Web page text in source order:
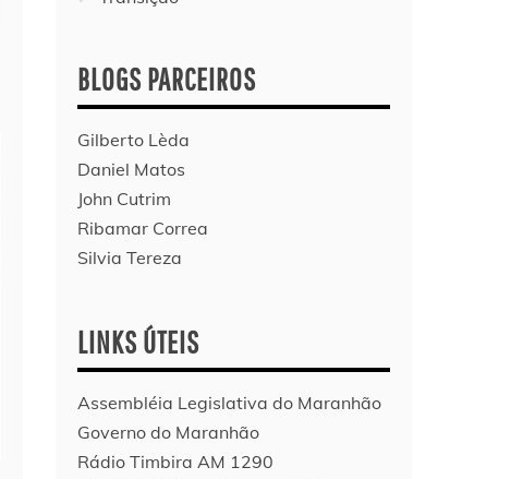
BLOGS PARCEIROS
Gilberto Lèda
Daniel Matos
John Cutrim
Ribamar Correa
Silvia Tereza
LINKS ÚTEIS
Assembléia Legislativa do Maranhão
Governo do Maranhão
Rádio Timbira AM 1290